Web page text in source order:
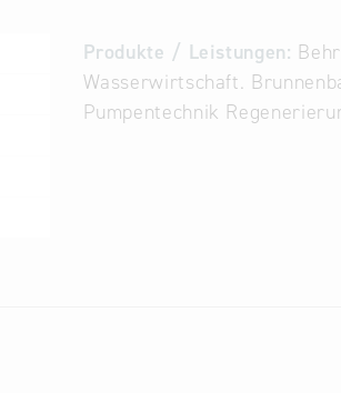
Produkte / Leistungen:
Wasserwirtschaft.
Pumpentechnik